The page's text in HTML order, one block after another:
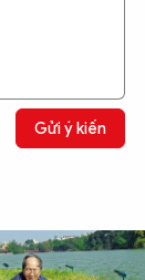
Gửi ý kiến